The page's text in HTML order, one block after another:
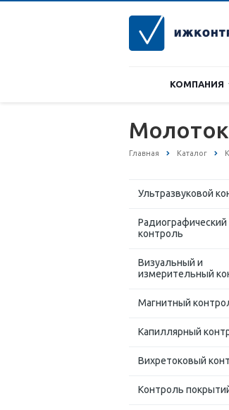
КОМПАНИЯ
Молоток
Главная Каталог
Ультразвуковой
Радиографический
контроль
Визуальный и
измерительный
Магнитный
Капиллярный
Вихретоковый
Контроль